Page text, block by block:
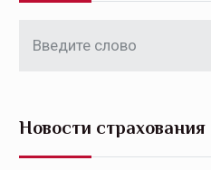
Новости страхования